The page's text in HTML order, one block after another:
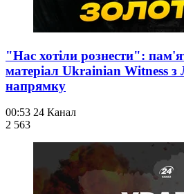
"Нас хотіли рознести":
матеріал Ukrainian Witness з
напрямку
00:53 24 Канал
2 563